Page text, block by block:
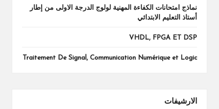
نماذج امتحانات الكفاءة المهنية لولوج الدرجة الاولى من إطار
أستاذ التعليم الابتدائي
VHDL, FPGA ET DSP
Traitement De Signal, Communication Numérique et Logic
الارشيفات